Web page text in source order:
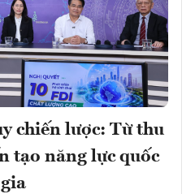
chiến lược: Từ thu
tạo năng lực quốc
gia